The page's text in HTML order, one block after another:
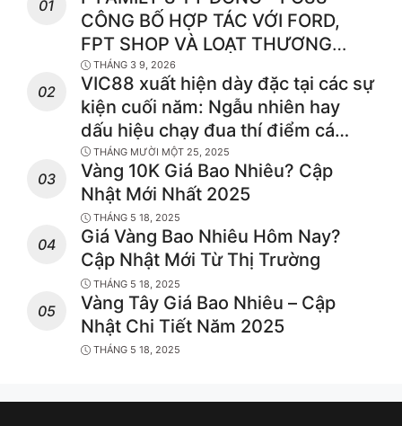
CÔNG BỐ HỢP TÁC VỚI FORD,
FPT SHOP VÀ LOẠT THƯƠNG
HIỆU F HÀNG ĐẦU
THÁNG 3 9, 2026
VIC88 xuất hiện dày đặc tại các sự
kiện cuối năm: Ngẫu nhiên hay
dấu hiệu chạy đua thí điểm cá
cược hợp pháp?
THÁNG MƯỜI MỘT 25, 2025
Vàng 10K Giá Bao Nhiêu? Cập
Nhật Mới Nhất 2025
THÁNG 5 18, 2025
Giá Vàng Bao Nhiêu Hôm Nay?
Cập Nhật Mới Từ Thị Trường
THÁNG 5 18, 2025
Vàng Tây Giá Bao Nhiêu – Cập
Nhật Chi Tiết Năm 2025
THÁNG 5 18, 2025